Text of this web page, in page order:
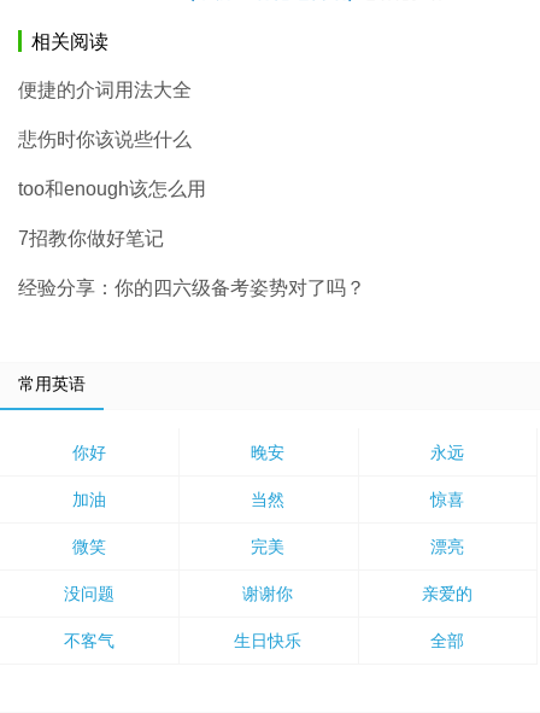
相关阅读
便捷的介词用法大全
悲伤时你该说些什么
too和enough该怎么用
7招教你做好笔记
经验分享：你的四六级备考姿势对了吗？
常用英语
你好 晚安 永远
加油 当然 惊喜
微笑 完美 漂亮
没问题 谢谢你 亲爱的
不客气 生日快乐 全部